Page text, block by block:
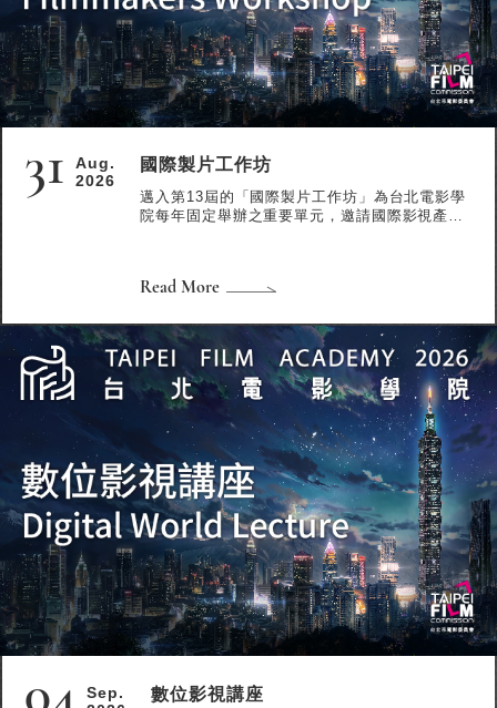
31
Aug.
2026
國際製片工作坊
邁入第13屆的「國際製片工作坊」為台北電影學
院每年固定舉辦之重要單元，邀請國際影視產業
容包括柏林影展國際合製創投市場總監瑪蒂娜‧布
投會展總監王慶鏘等，專業的師資課程精采可
期。 「國際製片工作坊」歷屆學員成績斐然……
Read More
Sep.
數位影視講座